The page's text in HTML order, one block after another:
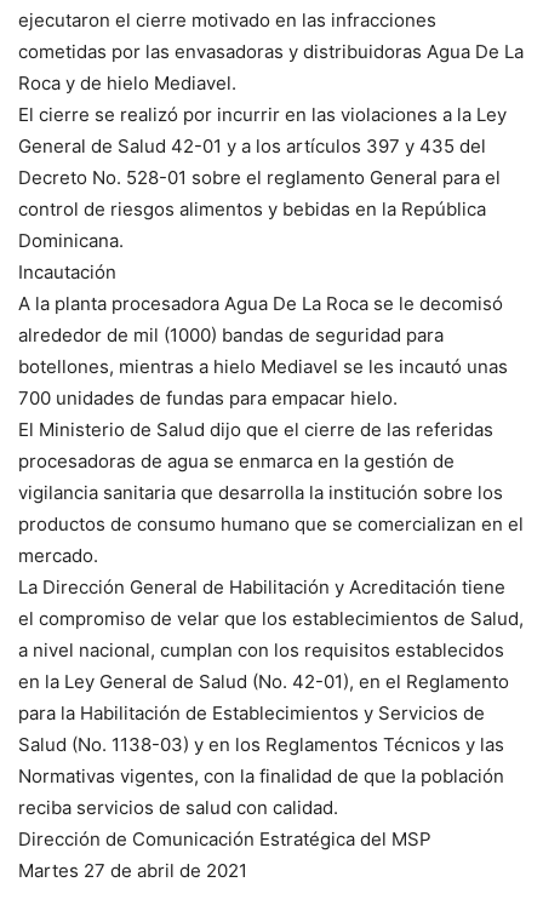
ejecutaron el cierre motivado en las infracciones
cometidas por las envasadoras y distribuidoras Agua De La
Roca y de hielo Mediavel.
El cierre se realizó por incurrir en las violaciones a la Ley
General de Salud 42-01 y a los artículos 397 y 435 del
Decreto No. 528-01 sobre el reglamento General para el
control de riesgos alimentos y bebidas en la República
Dominicana.
Incautación
A la planta procesadora Agua De La Roca se le decomisó
alrededor de mil (1000) bandas de seguridad para
botellones, mientras a hielo Mediavel se les incautó unas
700 unidades de fundas para empacar hielo.
El Ministerio de Salud dijo que el cierre de las referidas
procesadoras de agua se enmarca en la gestión de
vigilancia sanitaria que desarrolla la institución sobre los
productos de consumo humano que se comercializan en el
mercado.
La Dirección General de Habilitación y Acreditación tiene
el compromiso de velar que los establecimientos de Salud,
a nivel nacional, cumplan con los requisitos establecidos
en la Ley General de Salud (No. 42-01), en el Reglamento
para la Habilitación de Establecimientos y Servicios de
Salud (No. 1138-03) y en los Reglamentos Técnicos y las
Normativas vigentes, con la finalidad de que la población
reciba servicios de salud con calidad.
Dirección de Comunicación Estratégica del MSP
Martes 27 de abril de 2021